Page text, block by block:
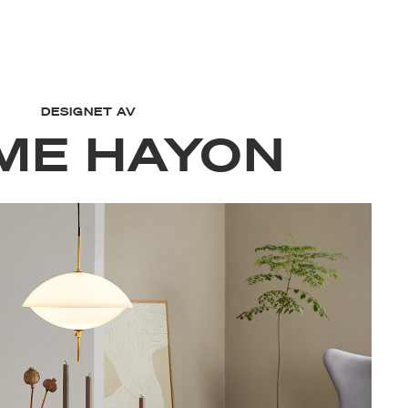
DESIGNET AV
HAYON